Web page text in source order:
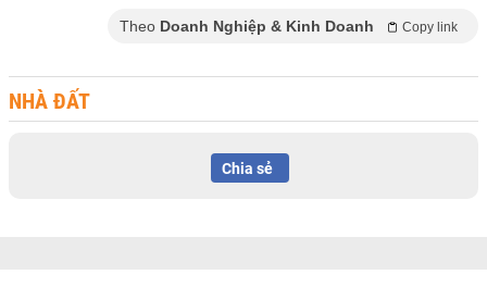
Theo Doanh Nghiệp & Kinh Doanh Copy link
NHÀ ĐẤT
Chia sẻ